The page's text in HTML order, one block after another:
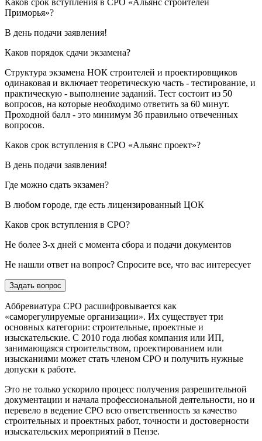
Каков срок вступления в СРО «Альянс строителей
Приморья»?
В день подачи заявления!
Каков порядок сдачи экзамена?
Структура экзамена НОК строителей и проектировщиков
одинаковая и включает теоретическую часть - тестирование, и
практическую - выполнение заданий. Тест состоит из 50
вопросов, на которые необходимо ответить за 60 минут.
Проходной балл - это минимум 36 правильно отвеченных
вопросов.
Каков срок вступления в СРО «Альянс проект»?
В день подачи заявления!
Где можно сдать экзамен?
В любом городе, где есть лицензированный ЦОК
Каков срок вступления в СРО?
Не более 3-х дней с момента сбора и подачи документов
Не нашли ответ на вопрос? Спросите все, что вас интересует
Задать вопрос
Аббревиатура СРО расшифровывается как
«саморегулируемые организации». Их существует три
основных категории: строительные, проектные и
изыскательские. С 2010 года любая компания или ИП,
занимающаяся строительством, проектированием или
изысканиями может стать членом СРО и получить нужные
допуски к работе.
Это не только ускорило процесс получения разрешительной
документации и начала профессиональной деятельности, но и
перевело в ведение СРО всю ответственность за качество
строительных и проектных работ, точности и достоверности
изыскательских мероприятий в Пензе.